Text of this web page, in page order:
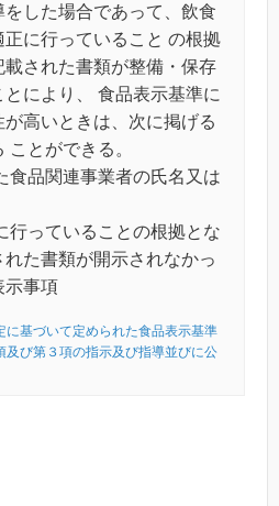
をした場合であって、飲食
に行っていること の根拠
載された書類が整備・保存
とにより、 食品表示基準に
高いときは、次に掲げる
とができる。
品関連事業者の氏名又は
っていることの根拠とな
れた書類が開示されなかっ
示事項
に基づいて定められた食品表示基準
及び第３項の指示及び指導並びに公